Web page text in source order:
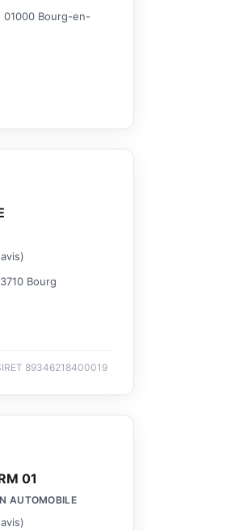
01000 Bourg-en-
Bourg
89346218400019
01
AUTOMOBILE